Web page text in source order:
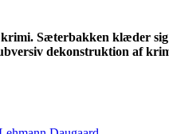
Sæterbakken klæder
dekonstruktion af